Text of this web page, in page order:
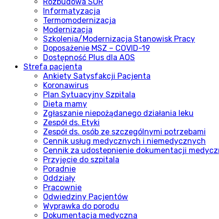
Informatyzacja
Termomodernizacja
Modernizacja
Szkolenia/Modernizacja Stanowisk Pracy
Doposażenie MSZ – COVID-19
Dostępność Plus dla AOS
Strefa pacjenta
Ankiety Satysfakcji Pacjenta
Koronawirus
Plan Sytuacyjny Szpitala
Dieta mamy
Zgłaszanie niepożądanego działania leku
Zespół ds. Etyki
Zespół ds. osób ze szczególnymi potrzebami
Cennik usług medycznych i niemedycznych
Cennik za udostepnienie dokumentacji
Przyjęcie do szpitala
Poradnie
Oddziały
Pracownie
Odwiedziny Pacjentów
Wyprawka do porodu
Dokumentacja medyczna